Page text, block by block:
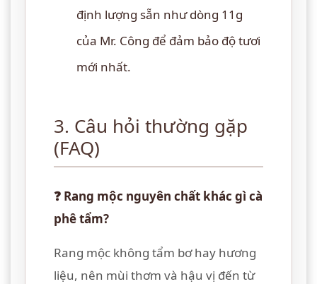
định lượng sẵn như dòng 11g
của Mr. Công để đảm bảo độ tươi
mới nhất.
3. Câu hỏi thường gặp
(FAQ)
❓ Rang mộc nguyên chất khác gì cà
phê tẩm?
Rang mộc không tẩm bơ hay hương
liệu, nên mùi thơm và hậu vị đến từ